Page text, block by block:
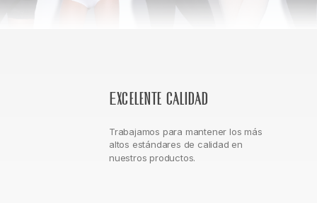
Excelente calidad
Trabajamos para mantener los más
altos estándares de calidad en
nuestros productos.